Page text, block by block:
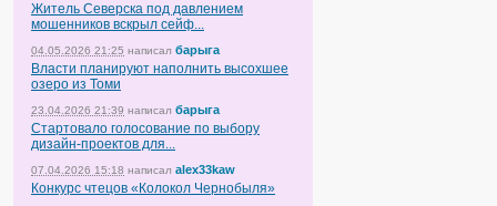
Житель Северска под давлением
мошенников вскрыл сейф...
04.05.2026 21:25 написал барыга
Власти планируют наполнить высохшее
озеро из Томи
23.04.2026 21:39 написал барыга
Стартовало голосование по выбору
дизайн-проектов для...
07.04.2026 15:18 написал alex33kaw
Конкурс чтецов «Колокол Чернобыля»